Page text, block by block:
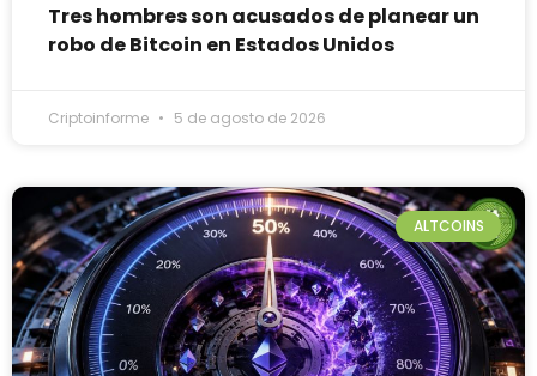
Tres hombres son acusados de planear un
robo de Bitcoin en Estados Unidos
Criptoinforme 5 de agosto de 2026
ALTCOINS